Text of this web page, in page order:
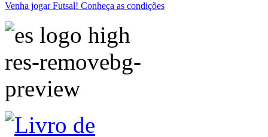
Venha jogar Futsal! Conheça as condições